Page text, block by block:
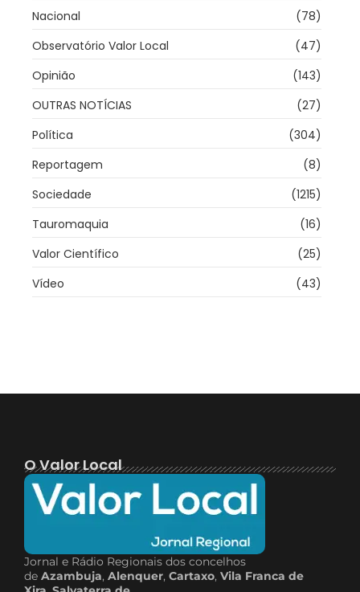
Nacional
(78)
Observatório Valor Local
(47)
Opinião
(143)
OUTRAS NOTÍCIAS
(27)
Política
(304)
Reportagem
(8)
Sociedade
(1215)
Tauromaquia
(16)
Valor Científico
(25)
Vídeo
(43)
O Valor Local
Jornal e Rádio Regionais dos concelhos
de Azambuja, Alenquer, Cartaxo, Vila Franca de